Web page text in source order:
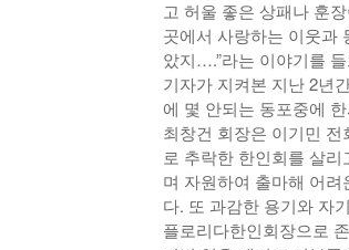
고 허울 좋은 상패나 훈
곳에서 사랑하는 이웃과
았지….”라는 이야기를
기자가 지켜본 지난 2년
에 몇 안되는 동포중에
최창건 회장은 이기민
로 추락한 한인회를 살
며 자원하여 출마해 어
다. 또 과감한 용기와 자
플로리다한인회장으로